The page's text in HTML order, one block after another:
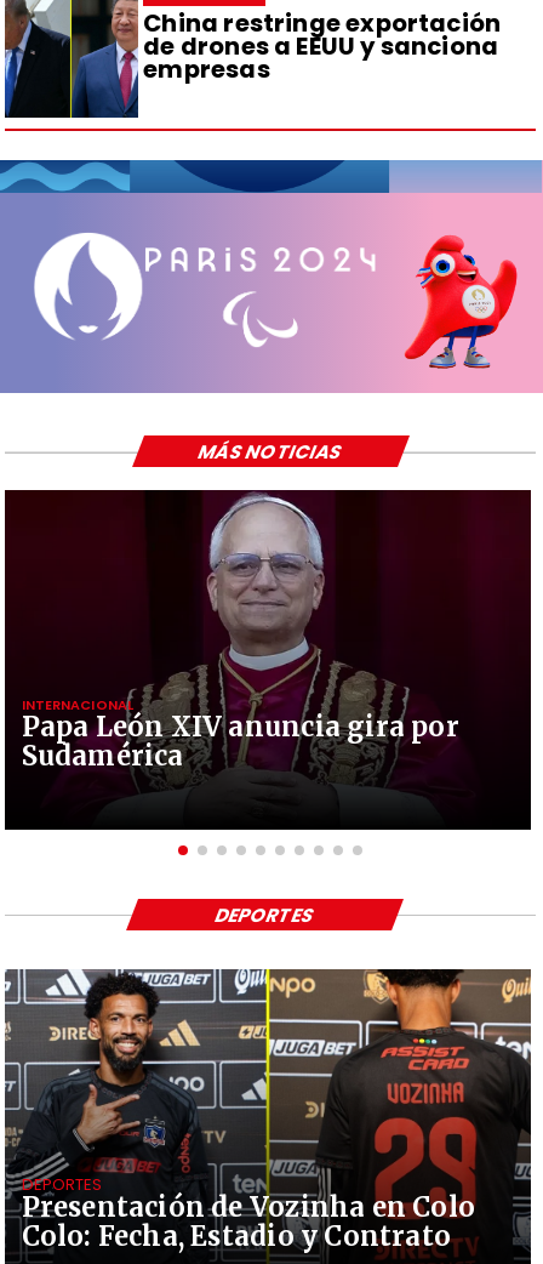
China restringe exportación
de drones a EEUU y sanciona
empresas
Papa León XIV anuncia gira por
Sudamérica
INTERNACIONAL
MÁS NOTICIAS
Presentación de Vozinha en Colo
Colo: Fecha, Estadio y Contrato
DEPORTES
DEPORTES